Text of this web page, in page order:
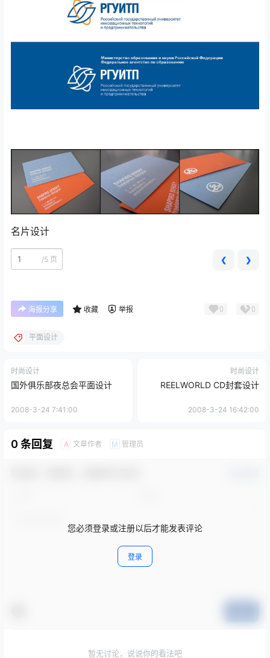
名片设计
/5 页 ❮ ❯
海报分享 收藏 举报 0 0
平面设计
时尚设计
国外俱乐部夜总会平面设计
2008-3-24 7:41:00
时尚设计
REELWORLD CD封套设计
2008-3-24 16:42:00
0 条回复 A 文章作者 M 管理员
您必须登录或注册以后才能发表评论
登录
暂无讨论，说说你的看法吧